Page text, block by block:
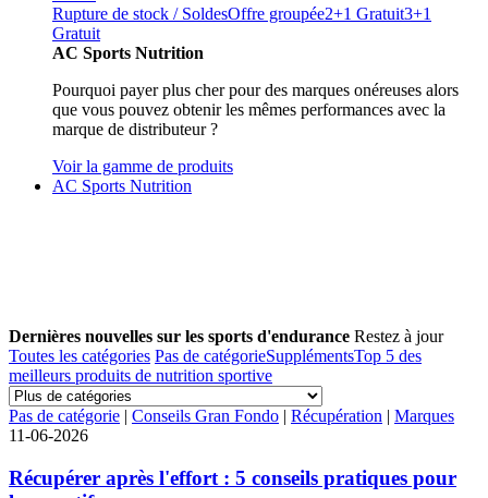
Rupture de stock / SoldesOffre groupée2+1 Gratuit3+1
Gratuit
AC Sports Nutrition
Pourquoi payer plus cher pour des marques onéreuses alors
que vous pouvez obtenir les mêmes performances avec la
marque de distributeur ?
Voir la gamme de produits
AC Sports Nutrition
Dernières nouvelles sur les sports d'endurance Restez à jour
Toutes les catégories Pas de catégorieSupplémentsTop 5 des
meilleurs produits de nutrition sportive
Pas de catégorie | Conseils Gran Fondo | Récupération | Marques
11-06-2026
Récupérer après l'effort : 5 conseils pratiques pour